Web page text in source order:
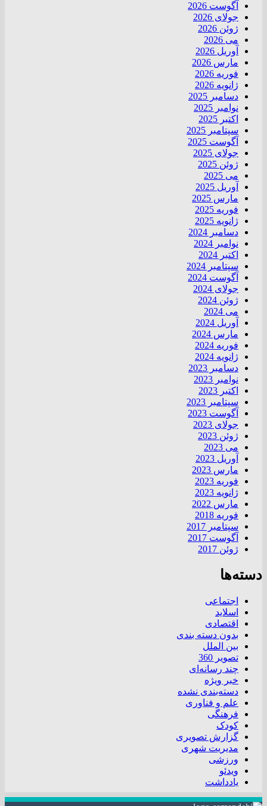
آگوست 2026
جولای 2026
ژوئن 2026
می 2026
آوریل 2026
مارس 2026
فوریه 2026
ژانویه 2026
دسامبر 2025
نوامبر 2025
اکتبر 2025
سپتامبر 2025
آگوست 2025
جولای 2025
ژوئن 2025
می 2025
آوریل 2025
مارس 2025
فوریه 2025
ژانویه 2025
دسامبر 2024
نوامبر 2024
اکتبر 2024
سپتامبر 2024
آگوست 2024
جولای 2024
ژوئن 2024
می 2024
آوریل 2024
مارس 2024
فوریه 2024
ژانویه 2024
دسامبر 2023
نوامبر 2023
اکتبر 2023
سپتامبر 2023
آگوست 2023
جولای 2023
ژوئن 2023
می 2023
آوریل 2023
مارس 2023
فوریه 2023
ژانویه 2023
مارس 2022
فوریه 2018
سپتامبر 2017
آگوست 2017
ژوئن 2017
دسته‌ها
اجتماعی
اسلاید
اقتصادی
بدون دسته بندی
بین الملل
تصویر 360
چند رسانه‌ای
خبر ویژه
دسته‌بندی نشده
علم و فناوری
فرهنگی
کودک
گزارش تصویری
مدیریت شهری
ورزشی
ویدئو
یادداشت